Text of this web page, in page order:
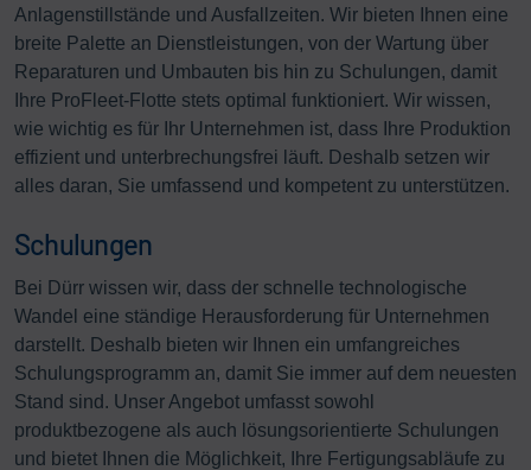
Anlagenstillstände und Ausfallzeiten. Wir bieten Ihnen eine
breite Palette an Dienstleistungen, von der Wartung über
Reparaturen und Umbauten bis hin zu Schulungen, damit
Ihre ProFleet-Flotte stets optimal funktioniert. Wir wissen,
wie wichtig es für Ihr Unternehmen ist, dass Ihre Produktion
effizient und unterbrechungsfrei läuft. Deshalb setzen wir
alles daran, Sie umfassend und kompetent zu unterstützen.
Schulungen
Bei Dürr wissen wir, dass der schnelle technologische
Wandel eine ständige Herausforderung für Unternehmen
darstellt. Deshalb bieten wir Ihnen ein umfangreiches
Schulungsprogramm an, damit Sie immer auf dem neuesten
Stand sind. Unser Angebot umfasst sowohl
produktbezogene als auch lösungsorientierte Schulungen
und bietet Ihnen die Möglichkeit, Ihre Fertigungsabläufe zu